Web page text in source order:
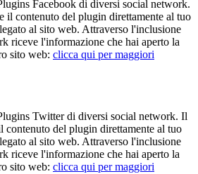
Facebook di diversi social network.
il contenuto del plugin direttamente al tuo
al sito web. Attraverso l'inclusione
riceve l'informazione che hai aperto la
sito web: clicca qui per maggiori
Twitter di diversi social network. Il
contenuto del plugin direttamente al tuo
al sito web. Attraverso l'inclusione
riceve l'informazione che hai aperto la
sito web: clicca qui per maggiori